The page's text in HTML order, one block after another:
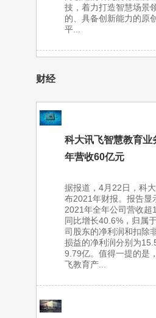
技，着力打造智慧场景
的、具备创新能力的原
平...
财经
科大讯飞智慧教育业
年营收60亿元
据报道，4月22日，科
布2021年财报。报告显
2021年全年公司营收超
同比增长40.6%，归属
司股东的净利润和扣除
损益的净利润分别为
9.79亿。值得一提的是
飞教育产...